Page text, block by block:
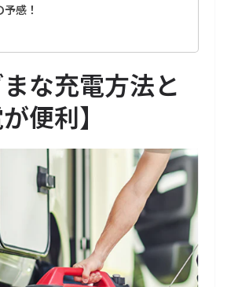
予感！
まな充電方法と
便利】